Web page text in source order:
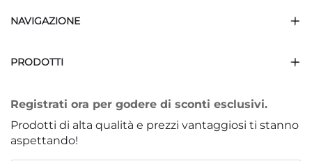
NAVIGAZIONE
PRODOTTI
Registrati ora per godere di sconti esclusivi.
Prodotti di alta qualità e prezzi vantaggiosi ti stanno
aspettando!